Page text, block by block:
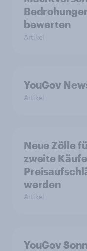
bewerten
Artikel
YouGov
Artikel
Neue Zölle
zweite
Preisaufschlägen
werden
Artikel
YouGov